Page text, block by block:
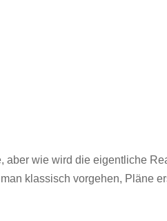
aber wie wird die eigentliche
klassisch vorgehen, Pläne